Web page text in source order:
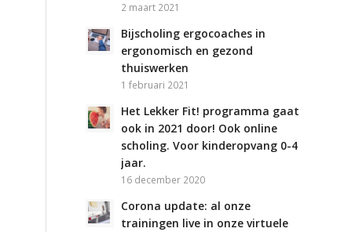
2 maart 2021
Bijscholing ergocoaches in
ergonomisch en gezond
thuiswerken
1 februari 2021
Het Lekker Fit! programma gaat
ook in 2021 door! Ook online
scholing. Voor kinderopvang 0-4
jaar.
16 december 2020
Corona update: al onze
trainingen live in onze virtuele